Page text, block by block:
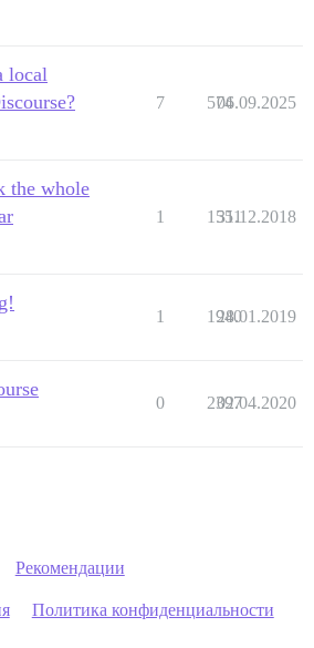
local
7 574
06.09.2025
the whole
1 1551
31.12.2018
1 1940
28.01.2019
0 2397
02.04.2020
Рекомендации
Политика конфиденциальности